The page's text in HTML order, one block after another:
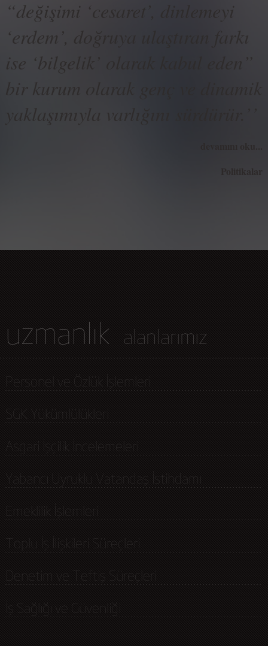
“değişimi ‘cesaret’, dinlemeyi
‘erdem’, doğruya ulaştıran farkı
ise ‘bilgelik’ olarak kabul eden”
bir kurum olarak genç ve dinamik
yaklaşımıyla varlığını sürdürür.
uzmanlık alanlarımız
Personel ve Özlük İşlemleri
SGK Yükümlülükleri
Asgari İşçilik İncelemeleri
Yabancı Uyruklu Vatandaş İstihdamı
Emeklilik İşlemleri
Toplu İş İlişkileri Süreçleri
Denetim ve Teftiş Süreçleri
İş Sağlığı ve Güvenliği